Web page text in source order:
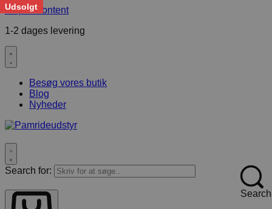
Skip to content
1-2 dages levering
Besøg vores butik
Blog
Nyheder
Search for:
Search
Udsolgt